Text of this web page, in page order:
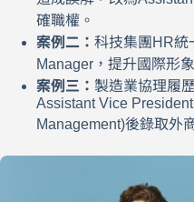
確職權。
案例二： 科技集團HR統
Manager，提升國際形象
案例三： 製造業協理履
Assistant Vice
Management)後錄取外